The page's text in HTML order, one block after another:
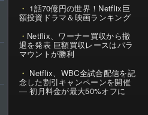
1話70億円の世界！Netflix巨
額投資ドラマ＆映画ランキング
Netflix、ワーナー買収から撤
退を発表 巨額買収レースはパラ
マウントが勝利
Netflix、WBC全試合配信を記
念した割引キャンペーンを開催
— 初月料金が最大50%オフに